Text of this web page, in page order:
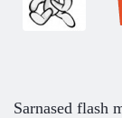
Sarnased flash